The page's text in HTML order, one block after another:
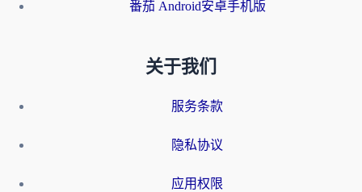
番茄 Android安卓手机版
关于我们
服务条款
隐私协议
应用权限